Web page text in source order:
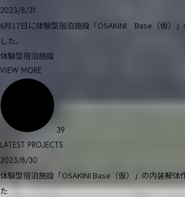
2023/8/31
6月17日に体験型宿泊施設「OSAKINI Base（仮）
した。
体験型宿泊施設
VIEW MORE
39
LATEST PROJECTS
2023/8/30
体験型宿泊施設「OSAKINI Base（仮）」の内装解体
た